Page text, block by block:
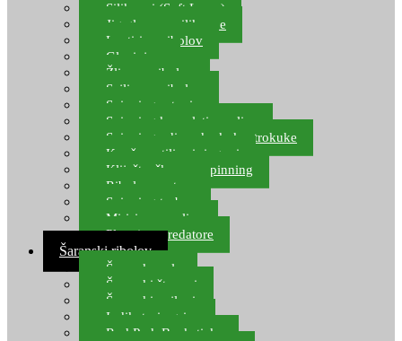
Silikonci (Soft Lures)
Jig glave za silikonce
Leptiri za ribolov
Glavinjare
Žlice za ribolov
Sajlice za ribolov
Spinning setovi
Spinning kompleti varalica
Spinning udice, dvokuke, trokuke
Kopče, vrtilice i ringovi
Kliješta, škare za spinning
Ribolov pastrve
Spinning torbe
Mirisi za varalice
Plovci za predatore
Šaranski ribolov
Šaranske role
Šaranski štapovi
Šaranski najloni
Indikatori ugriza
Rod Pod, Banksticks